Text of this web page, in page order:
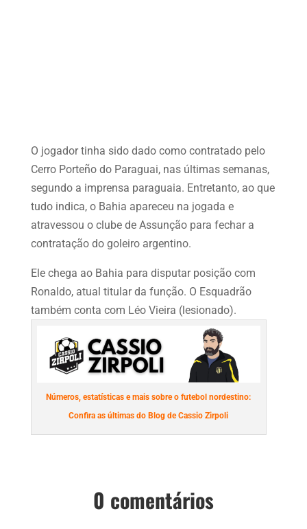
O jogador tinha sido dado como contratado pelo
Cerro Porteño do Paraguai, nas últimas semanas,
segundo a imprensa paraguaia. Entretanto, ao que
tudo indica, o Bahia apareceu na jogada e
atravessou o clube de Assunção para fechar a
contratação do goleiro argentino.
Ele chega ao Bahia para disputar posição com
Ronaldo, atual titular da função. O Esquadrão
também conta com Léo Vieira (lesionado).
Números, estatísticas e mais sobre o futebol nordestino:
Confira as últimas do Blog de Cassio Zirpoli
0 comentários